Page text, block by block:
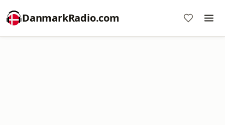
DanmarkRadio.com